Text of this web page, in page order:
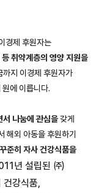
경제 후원자는
취약계층의 영양 지원을
까지 이경제 후원자가
에 이릅니다.
서 나눔에 관심을갖게
해외 아동을 후원하기
준히 자사 건강식품을
년 설립된 ㈜
건강식품,